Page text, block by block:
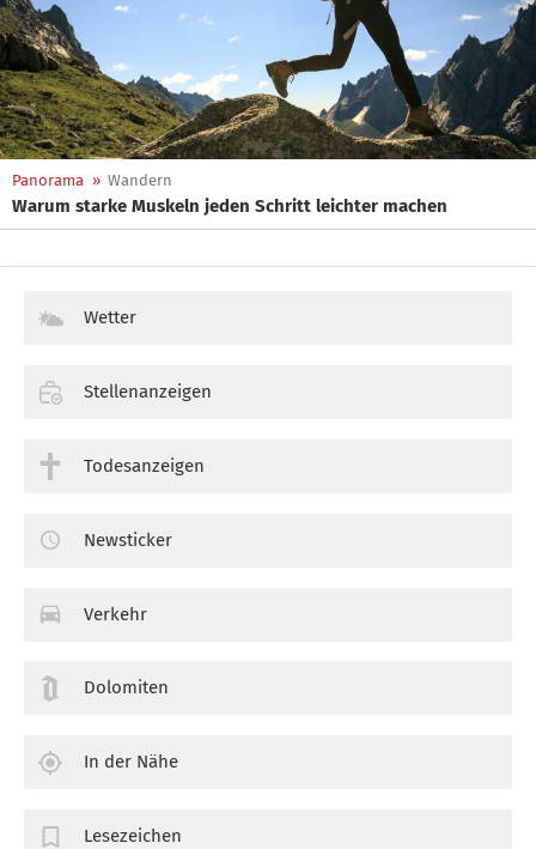
Panorama » Wandern
Warum starke Muskeln jeden Schritt leichter machen
Wetter
Stellenanzeigen
Todesanzeigen
Newsticker
Verkehr
Dolomiten
In der Nähe
Lesezeichen